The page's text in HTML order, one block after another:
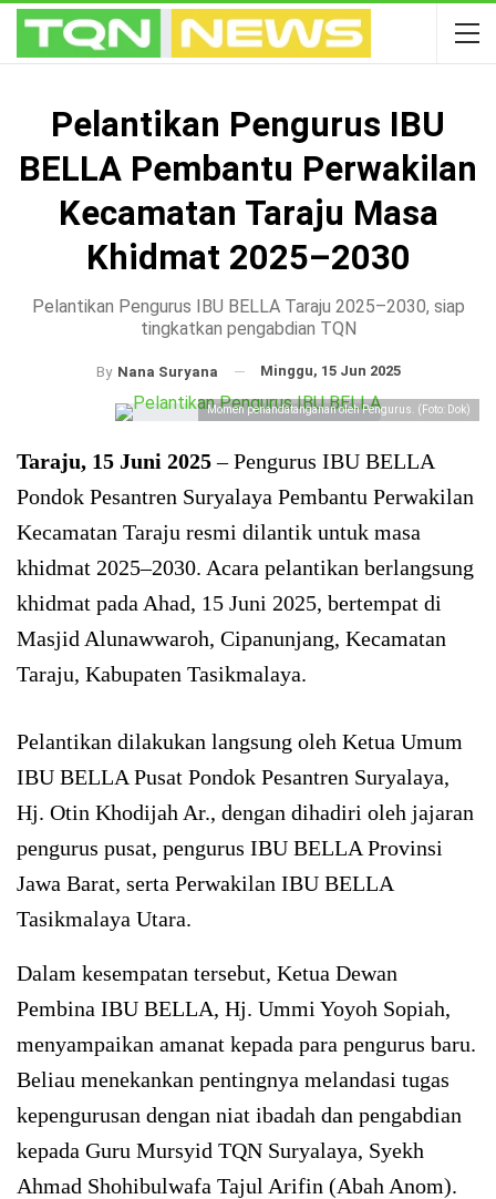
Pelantikan Pengurus IBU
BELLA Pembantu Perwakilan
Kecamatan Taraju Masa
Khidmat 2025–2030
Pelantikan Pengurus IBU BELLA Taraju 2025–2030, siap
tingkatkan pengabdian TQN
By Nana Suryana Minggu, 15 Jun 2025
Momen penandatanganan oleh Pengurus. (Foto: Dok)
Taraju, 15 Juni 2025– Pengurus IBU BELLA
Pondok Pesantren Suryalaya Pembantu Perwakilan
Kecamatan Taraju resmi dilantik untuk masa
khidmat 2025–2030. Acara pelantikan berlangsung
khidmat pada Ahad, 15 Juni 2025, bertempat di
Masjid Alunawwaroh, Cipanunjang, Kecamatan
Taraju, Kabupaten Tasikmalaya.
Pelantikan dilakukan langsung oleh Ketua Umum
IBU BELLA Pusat Pondok Pesantren Suryalaya,
Hj. Otin Khodijah Ar., dengan dihadiri oleh jajaran
pengurus pusat, pengurus IBU BELLA Provinsi
Jawa Barat, serta Perwakilan IBU BELLA
Tasikmalaya Utara.
Dalam kesempatan tersebut, Ketua Dewan
Pembina IBU BELLA, Hj. Ummi Yoyoh Sopiah,
menyampaikan amanat kepada para pengurus baru.
Beliau menekankan pentingnya melandasi tugas
kepengurusan dengan niat ibadah dan pengabdian
kepada Guru Mursyid TQN Suryalaya, Syekh
Ahmad Shohibulwafa Tajul Arifin (Abah Anom).